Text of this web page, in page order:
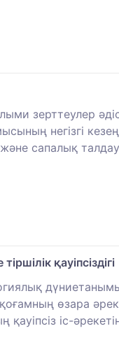
зерттеулер
негізгі
сапалық
қауіпсіздігі
дүниетанымын
өзара
іс-